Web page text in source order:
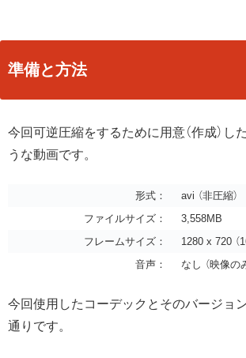
準備と方法
今回可逆圧縮をするために用意（作成）し
うな動画です。
形式：
avi （非圧縮）
ファイルサイズ：
3,558MB
フレームサイズ：
1280 x 720 （
音声：
なし （映像の
今回使用したコーデックとそのバージョン
通りです。